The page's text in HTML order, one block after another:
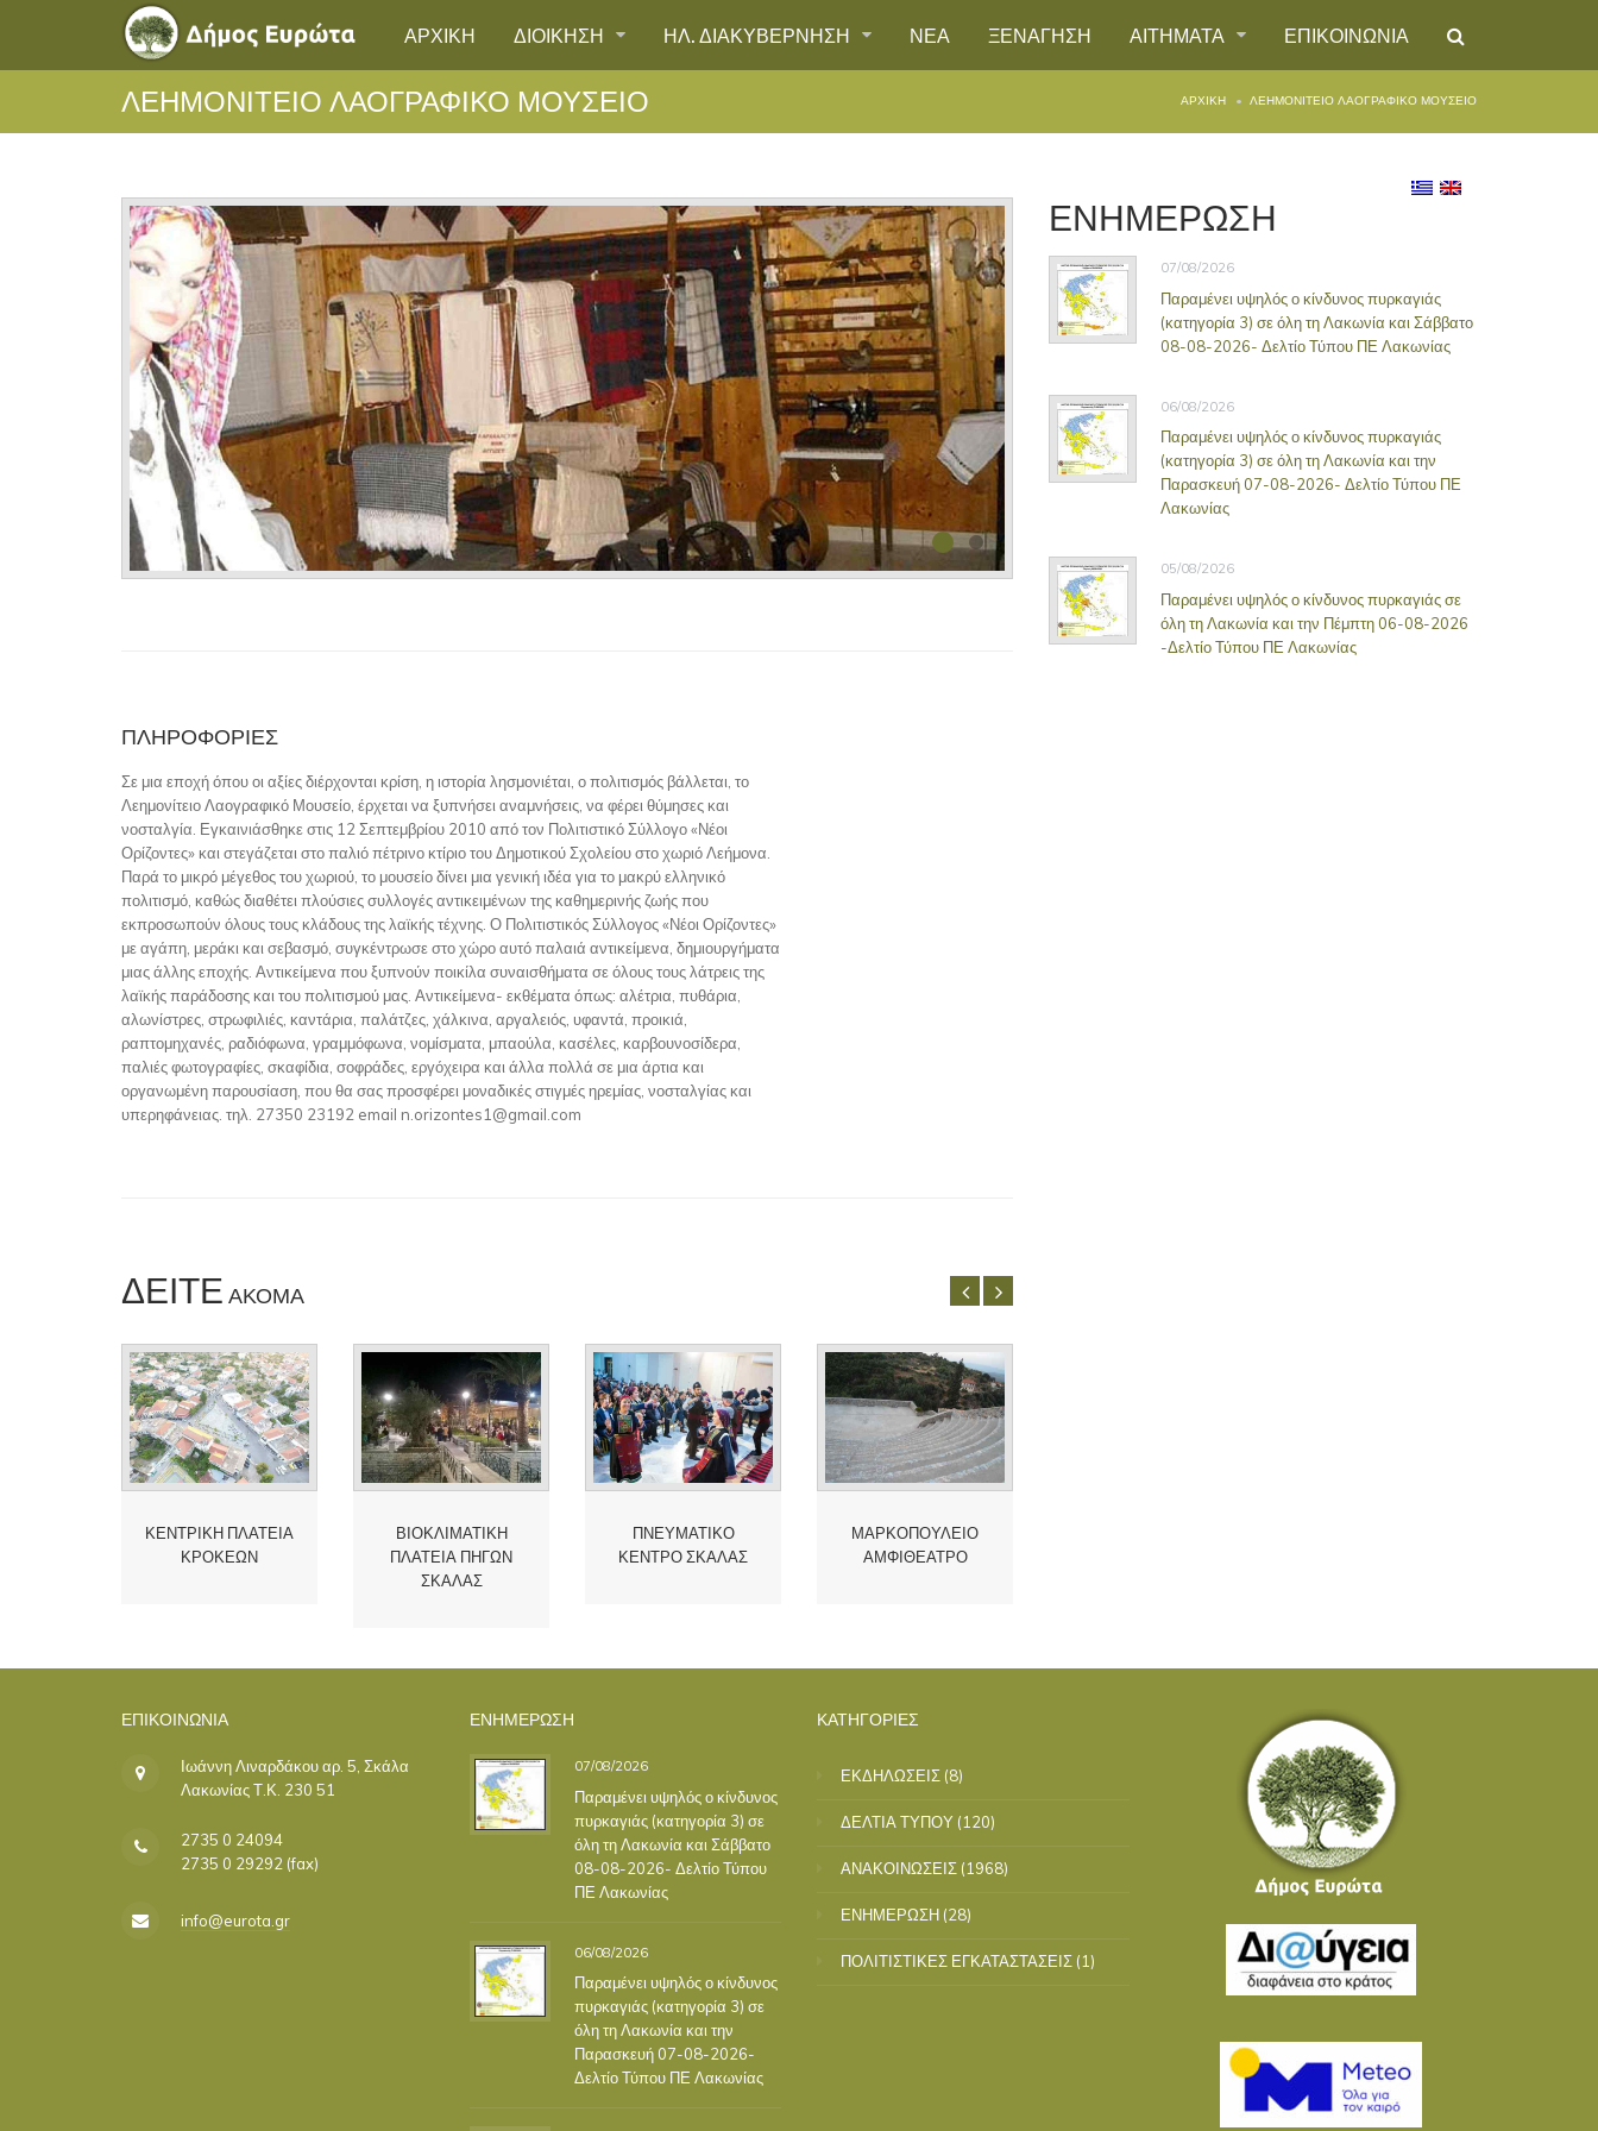
ΑΡΧΙΚΗ ΔΙΟΙΚΗΣΗ ΗΛ. ΔΙΑΚΥΒΕΡΝΗΣΗ ΝΕΑ ΞΕΝΑΓΗΣΗ ΑΙΤΗΜΑΤΑ ΕΠΙΚΟΙΝΩΝΙΑ
ΛΕΗΜΟΝΙΤΕΙΟ ΛΑΟΓΡΑΦΙΚΟ ΜΟΥΣΕΙΟ ΑΡΧΙΚΉ ΛΕΗΜΟΝΙΤΕΙΟ ΛΑΟΓΡΑΦΙΚΟ ΜΟΥΣΕΙΟ
ΠΛΗΡΟΦΟΡΊΕΣ
Σε μια εποχή όπου οι αξίες διέρχονται κρίση, η ιστορία λησμονιέται, ο πολιτισμός βάλλεται, το
Λεημονίτειο Λαογραφικό Μουσείο, έρχεται να ξυπνήσει αναμνήσεις, να φέρει θύμησες και
νοσταλγία. Εγκαινιάσθηκε στις 12 Σεπτεμβρίου 2010 από τον Πολιτιστικό Σύλλογο «Νέοι
Ορίζοντες» και στεγάζεται στο παλιό πέτρινο κτίριο του Δημοτικού Σχολείου στο χωριό Λεήμονα.
Παρά το μικρό μέγεθος του χωριού, το μουσείο δίνει μια γενική ιδέα για το μακρύ ελληνικό
πολιτισμό, καθώς διαθέτει πλούσιες συλλογές αντικειμένων της καθημερινής ζωής που
εκπροσωπούν όλους τους κλάδους της λαϊκής τέχνης. Ο Πολιτιστικός Σύλλογος «Νέοι Ορίζοντες»
με αγάπη, μεράκι και σεβασμό, συγκέντρωσε στο χώρο αυτό παλαιά αντικείμενα, δημιουργήματα
μιας άλλης εποχής. Αντικείμενα που ξυπνούν ποικίλα συναισθήματα σε όλους τους λάτρεις της
λαϊκής παράδοσης και του πολιτισμού μας. Αντικείμενα- εκθέματα όπως: αλέτρια, πυθάρια,
αλωνίστρες, στρωφιλιές, καντάρια, παλάτζες, χάλκινα, αργαλειός, υφαντά, προικιά,
ραπτομηχανές, ραδιόφωνα, γραμμόφωνα, νομίσματα, μπαούλα, κασέλες, καρβουνοσίδερα,
παλιές φωτογραφίες, σκαφίδια, σοφράδες, εργόχειρα και άλλα πολλά σε μια άρτια και
οργανωμένη παρουσίαση, που θα σας προσφέρει μοναδικές στιγμές ηρεμίας, νοσταλγίας και
υπερηφάνειας. τηλ. 27350 23192 email n.orizontes1@gmail.com
ΔΕΊΤΕΑΚΌΜΑ
ΚΕΝΤΡΙΚΗ ΠΛΑΤΕΙΑ
ΚΡΟΚΕΩΝ
ΒΙΟΚΛΙΜΑΤΙΚΗ
ΠΛΑΤΕΙΑ ΠΗΓΩΝ
ΣΚΑΛΑΣ
ΠΝΕΥΜΑΤΙΚΟ
ΚΕΝΤΡΟ ΣΚΑΛΑΣ
ΜΑΡΚΟΠΟΥΛΕΙΟ
ΑΜΦΙΘΕΑΤΡΟ
ΕΝΗΜΕΡΩΣΗ
07/08/2026
Παραμένει υψηλός ο κίνδυνος πυρκαγιάς
(κατηγορία 3) σε όλη τη Λακωνία και Σάββατο
08-08-2026- Δελτίο Τύπου ΠΕ Λακωνίας
06/08/2026
Παραμένει υψηλός ο κίνδυνος πυρκαγιάς
(κατηγορία 3) σε όλη τη Λακωνία και την
Παρασκευή 07-08-2026- Δελτίο Τύπου ΠΕ
Λακωνίας
05/08/2026
Παραμένει υψηλός ο κίνδυνος πυρκαγιάς σε
όλη τη Λακωνία και την Πέμπτη 06-08-2026
-Δελτίο Τύπου ΠΕ Λακωνίας
ΕΠΙΚΟΙΝΩΝΊΑ
Ιωάννη Λιναρδάκου αρ. 5, Σκάλα
Λακωνίας Τ.Κ. 230 51
2735 0 24094
2735 0 29292 (fax)
info@eurota.gr
ΕΝΗΜΕΡΩΣΗ
07/08/2026
Παραμένει υψηλός ο κίνδυνος
πυρκαγιάς (κατηγορία 3) σε
όλη τη Λακωνία και Σάββατο
08-08-2026- Δελτίο Τύπου
ΠΕ Λακωνίας
06/08/2026
Παραμένει υψηλός ο κίνδυνος
πυρκαγιάς (κατηγορία 3) σε
όλη τη Λακωνία και την
Παρασκευή 07-08-2026-
Δελτίο Τύπου ΠΕ Λακωνίας
ΚΑΤΗΓΟΡΙΕΣ
ΕΚΔΗΛΩΣΕΙΣ (8)
ΔΕΛΤΙΑ ΤΥΠΟΥ (120)
ΑΝΑΚΟΙΝΩΣΕΙΣ (1968)
ΕΝΗΜΕΡΩΣΗ (28)
ΠΟΛΙΤΙΣΤΙΚΕΣ ΕΓΚΑΤΑΣΤΑΣΕΙΣ (1)